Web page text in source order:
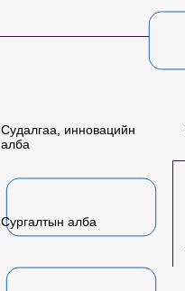
Судалгаа, инновацийн
алба
Сургалтын алба